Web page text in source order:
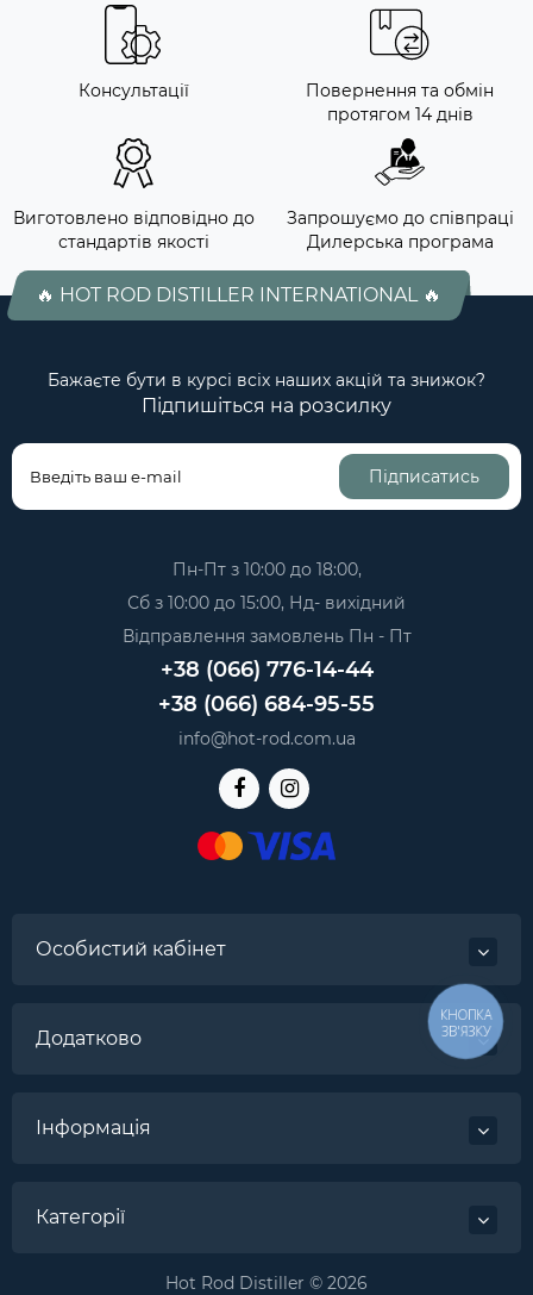
Консультації
Повернення та обмін
протягом 14 днів
Виготовлено відповідно до
стандартів якості
Запрошуємо до співпраці
Дилерська програма
🔥 HOT ROD DISTILLER INTERNATIONAL 🔥
Бажаєте бути в курсі всіх наших акцій та знижок?
Підпишіться на розсилку
Підписатись
Пн-Пт з 10:00 до 18:00,
Сб з 10:00 до 15:00, Нд- вихідний
Відправлення замовлень Пн - Пт
+38 (066) 776-14-44
+38 (066) 684-95-55
info@hot-rod.com.ua
Особистий кабінет
Додатково
Інформація
Категорії
Hot Rod Distiller © 2026
КНОПКА
ЗВ'ЯЗКУ